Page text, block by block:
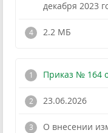
декабря 2023
2.2 МБ
Приказ № 164
23.06.2026
О внесении